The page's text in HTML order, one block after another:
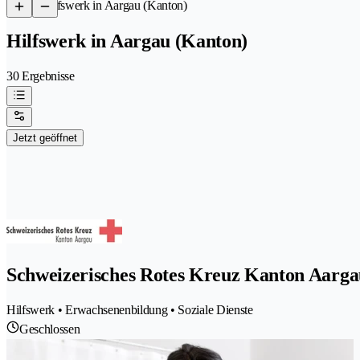
/Hilfswerk in Aargau (Kanton)
Hilfswerk in Aargau (Kanton)
30 Ergebnisse
Jetzt geöffnet
Schweizerisches Rotes Kreuz Kanton
Hilfswerk • Erwachsenenbildung • Soziale Dienste
Geschlossen